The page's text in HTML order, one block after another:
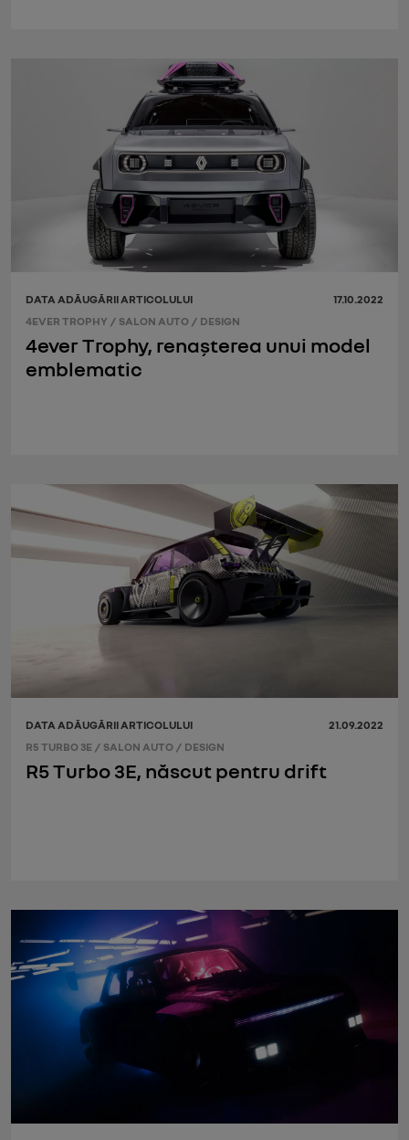
DATA ADĂUGĂRII ARTICOLULUI
17.10.2022
4EVER TROPHY / SALON AUTO / DESIGN
4ever Trophy, renaşterea unui model
emblematic
DATA ADĂUGĂRII ARTICOLULUI
21.09.2022
R5 TURBO 3E / SALON AUTO / DESIGN
R5 Turbo 3E, născut pentru drift